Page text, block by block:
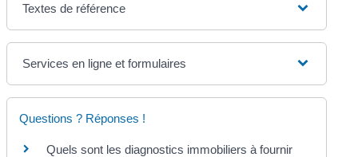
Textes de référence
Services en ligne et formulaires
Questions ? Réponses !
Quels sont les diagnostics immobiliers à fournir